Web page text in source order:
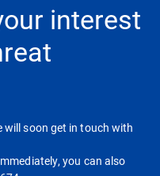
interest
will soon get in touch with
you can also